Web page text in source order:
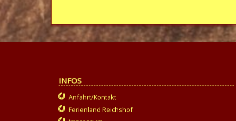
INFOS
Anfahrt/Kontakt
Ferienland Reichshof